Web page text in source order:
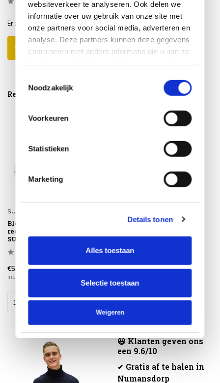
websiteverkeer te analyseren. Ook delen we
informatie over uw gebruik van onze site met
onze partners voor social media, adverteren en
analyse. Deze partners kunnen deze gegevens
combineren met andere informatie die u aan ze
Noodzakelijk
Voorkeuren
Statistieken
Marketing
Details tonen
Alles toestaan
Selectie toestaan
Weigeren
Er zijn nog geen reviews geschreven over dit product..
Schrijf je eigen review
Reeds bekeken
SUNS
Blocchi 2-zits bank moon
rechts wit grijs boucle
SUNS
€5.000,00
Incl. btw
😃 Klanten geven ons
een 9.6/10
✔ Gratis af te halen in
Numansdorp